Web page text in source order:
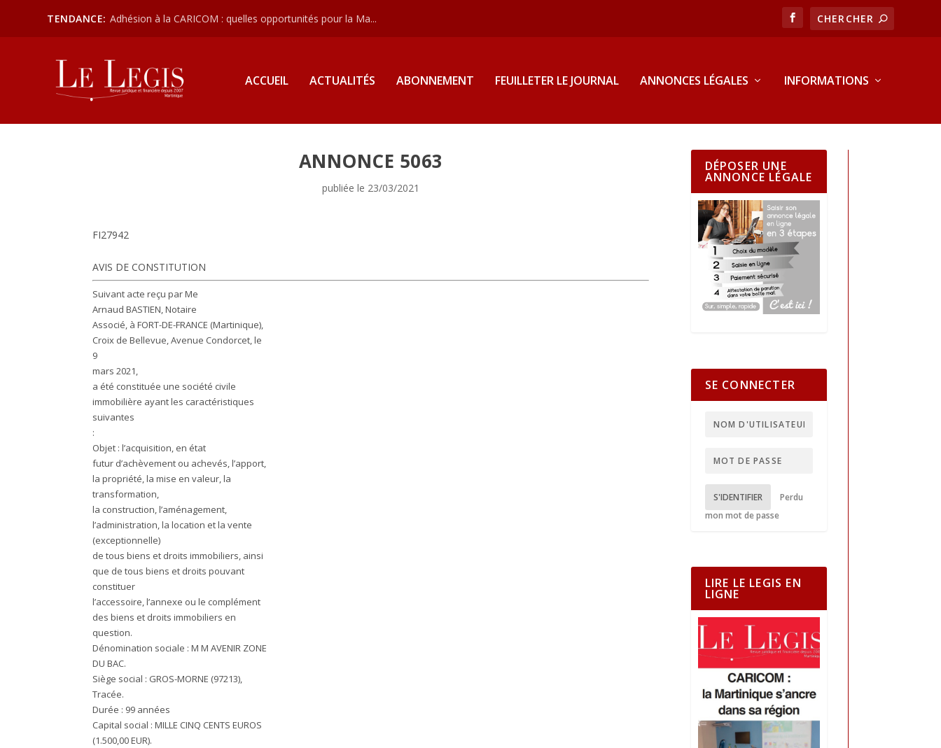
TENDANCE: Adhésion à la CARICOM : quelles opportunités pour la Ma...
ACCUEIL ACTUALITÉS ABONNEMENT FEUILLETER LE JOURNAL ANNONCES LÉGALES INFORMATIONS
ANNONCE 5063
publiée le 23/03/2021
FI27942
AVIS DE CONSTITUTION
Suivant acte reçu par Me
Arnaud BASTIEN, Notaire
Associé, à FORT-DE-FRANCE (Martinique),
Croix de Bellevue, Avenue Condorcet, le
9
mars 2021,
a été constituée une société civile
immobilière ayant les caractéristiques
suivantes
:
Objet : l’acquisition, en état
futur d’achèvement ou achevés, l’apport,
la propriété, la mise en valeur, la
transformation,
la construction, l’aménagement,
l’administration, la location et la vente
(exceptionnelle)
de tous biens et droits immobiliers, ainsi
que de tous biens et droits pouvant
constituer
l’accessoire, l’annexe ou le complément
des biens et droits immobiliers en
question.
Dénomination sociale : M M AVENIR ZONE
DU BAC.
Siège social : GROS-MORNE (97213),
Tracée.
Durée : 99 années
Capital social : MILLE CINQ CENTS EUROS
(1.500,00 EUR).
DÉPOSER UNE
ANNONCE LÉGALE
SE CONNECTER
S'IDENTIFIER
Perdu
mon mot de passe
LIRE LE LEGIS EN
LIGNE